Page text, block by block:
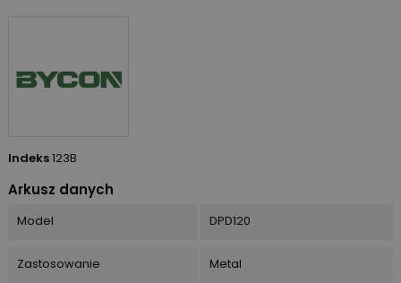
Indeks123B
Arkusz danych
Model DPD120
Zastosowanie Metal